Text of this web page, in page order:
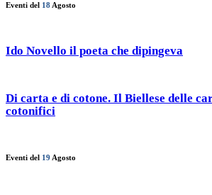
Eventi del 18 Agosto
Ido Novello il poeta che dipingeva
Di carta e di cotone. Il Biellese delle
cotonifici
Eventi del 19 Agosto